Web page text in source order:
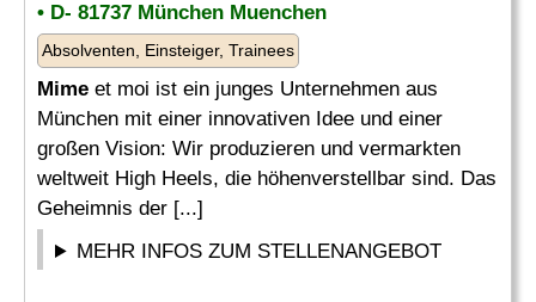
• D- 81737 München Muenchen
Absolventen, Einsteiger, Trainees
Mime et moi ist ein junges Unternehmen aus
München mit einer innovativen Idee und einer
großen Vision: Wir produzieren und vermarkten
weltweit High Heels, die höhenverstellbar sind. Das
Geheimnis der [...]
MEHR INFOS ZUM STELLENANGEBOT